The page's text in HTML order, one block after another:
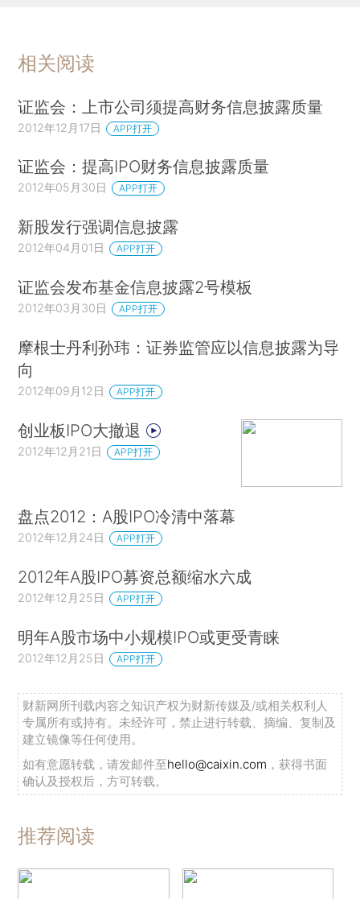
相关阅读
证监会：上市公司须提高财务信息披露质量
2012年12月17日 APP打开
证监会：提高IPO财务信息披露质量
2012年05月30日 APP打开
新股发行强调信息披露
2012年04月01日 APP打开
证监会发布基金信息披露2号模板
2012年03月30日 APP打开
摩根士丹利孙玮：证券监管应以信息披露为导
向
2012年09月12日 APP打开
创业板IPO大撤退
2012年12月21日 APP打开
盘点2012：A股IPO冷清中落幕
2012年12月24日 APP打开
2012年A股IPO募资总额缩水六成
2012年12月25日 APP打开
明年A股市场中小规模IPO或更受青睐
2012年12月25日 APP打开
财新网所刊载内容之知识产权为财新传媒及/或相关权利人
专属所有或持有。未经许可，禁止进行转载、摘编、复制及
建立镜像等任何使用。
如有意愿转载，请发邮件至hello@caixin.com ，获得书面
确认及授权后，方可转载。
推荐阅读